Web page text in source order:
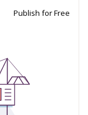
Publish for Free